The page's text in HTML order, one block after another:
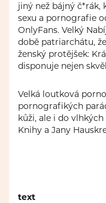
jiný než bájný č*rák,
sexu a pornografie
OnlyFans. Velký
době patriarchátu,
ženský protějšek:
disponuje nejen
Velká loutková
pornografikých
kůži, ale i do
Knihy a Jany
text